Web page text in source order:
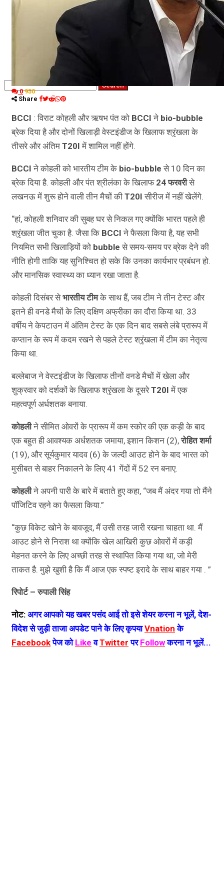
विज्ञान तकनीकी
0 950
Share
BCCI : विराट कोहली और ऋषभ पंत को BCCI ने bio-bubble
ब्रेक दिया है और दोनों खिलाड़ी वेस्टइंडीज के खिलाफ श्रृंखला के
तीसरे और अंतिम T20I में शामिल नहीं होंगे.
BCCI ने कोहली को भारतीय टीम के bio-bubble से 10 दिन का
ब्रेक दिया है. कोहली और पंत श्रीलंका के खिलाफ 24 फरवरीसे
लखनऊ में शुरू होने वाली तीन मैचों की T20I सीरीज में नहीं खेलेंगे.
“हां, कोहली शनिवार की सुबह घर से निकल गए क्योंकि भारत पहले ही
श्रृंखला जीत चुका है. जैसा कि BCCI ने फैसला किया है, यह सभी
नियमित सभी खिलाड़ियों को bubble से समय-समय पर ब्रेक देने की
नीति होगी ताकि यह सुनिश्चित हो सके कि उनका कार्यभार प्रबंधन हो.
और मानसिक स्वास्थ्य का ध्यान रखा जाता है.
कोहली दिसंबर सेभारतीय टीमके साथ हैं, जब टीम ने तीन टेस्ट और
इतने ही वनडे मैचों के लिए दक्षिण अफ्रीका का दौरा किया था. 33
वर्षीय ने केपटाउन में अंतिम टेस्ट के एक दिन बाद सबसे लंबे प्रारूप में
कप्तान के रूप में कदम रखने से पहले टेस्ट श्रृंखला में टीम का नेतृत्व
किया था.
बल्लेबाज ने वेस्टइंडीज के खिलाफ तीनों वनडे मैचों में खेला और
शुक्रवार को दर्शकों के खिलाफ श्रृंखला के दूसरेT20I में एक
महत्वपूर्ण अर्धशतक बनाया.
कोहलीने सीमित ओवरों के प्रारूप में कम स्कोर की एक कड़ी के बाद
एक बहुत ही आवश्यक अर्धशतक जमाया, इशान किशन (2),रोहित शर्मा
(19), और सूर्यकुमार यादव (6) के जल्दी आउट होने के बाद भारत को
मुसीबत से बाहर निकालने के लिए 41 गेंदों में 52 रन बनाए.
कोहलीने अपनी पारी के बारे में बताते हुए कहा, “जब मैं अंदर गया तो मैंने
पॉजिटिव रहने का फैसला किया.”
“कुछ विकेट खोने के बावजूद, मैं उसी तरह जारी रखना चाहता था. मैं
आउट होने से निराश था क्योंकि खेल आखिरी कुछ ओवरों में कड़ी
मेहनत करने के लिए अच्छी तरह से स्थापित किया गया था, जो मेरी
ताकत है. मुझे खुशी है कि मैं आज एक स्पष्ट इरादे के साथ बाहर गया . ”
रिपोर्ट – रुपाली सिंह
नोट: अगर आपको यह खबर पसंद आई तो इसे शेयर करना न भूलें, देश-
विदेश से जुड़ी ताजा अपडेट पाने के लिए कृपयाVnation के
Facebookपेज को Like वTwitter परFollowकरना न भूलें...